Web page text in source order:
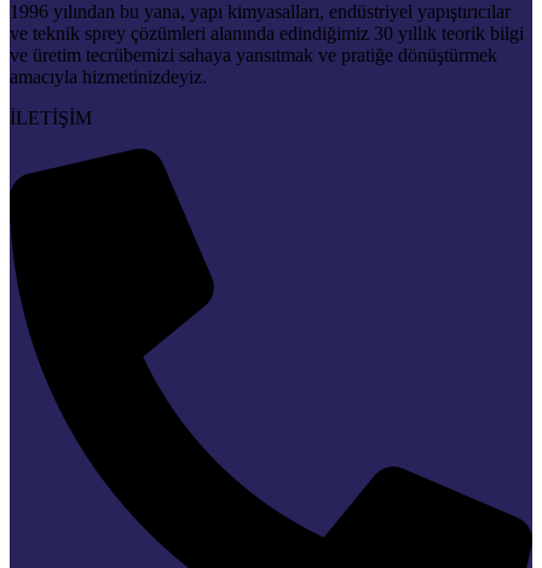
1996 yılından bu yana, yapı kimyasalları, endüstriyel yapıştırıcılar
ve teknik sprey çözümleri alanında edindiğimiz 30 yıllık teorik bilgi
ve üretim tecrübemizi sahaya yansıtmak ve pratiğe dönüştürmek
amacıyla hizmetinizdeyiz.
İLETİŞİM